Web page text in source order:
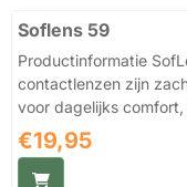
voelen de lenzen
comfortabel gedure...
Soflens 59
Productinformatie SofLens
contactlenzen zijn
voor dagelijks
Deze lenzen van
betrouwbare
als ervaren
Prijs: 19,95
€19,95